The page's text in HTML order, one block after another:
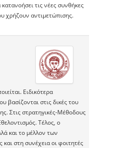
τις νέες συνθήκες
χρήζουν αντιμετώπισης.
Ειδικότερα
βασίζονται στις δικές του
Στις στρατηγικές-Μέθοδους
Τέλος, ο
και το μέλλον των
στη συνέχεια οι φοιτητές